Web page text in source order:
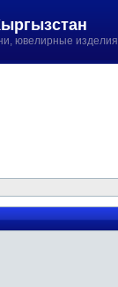
ювелирные изделия